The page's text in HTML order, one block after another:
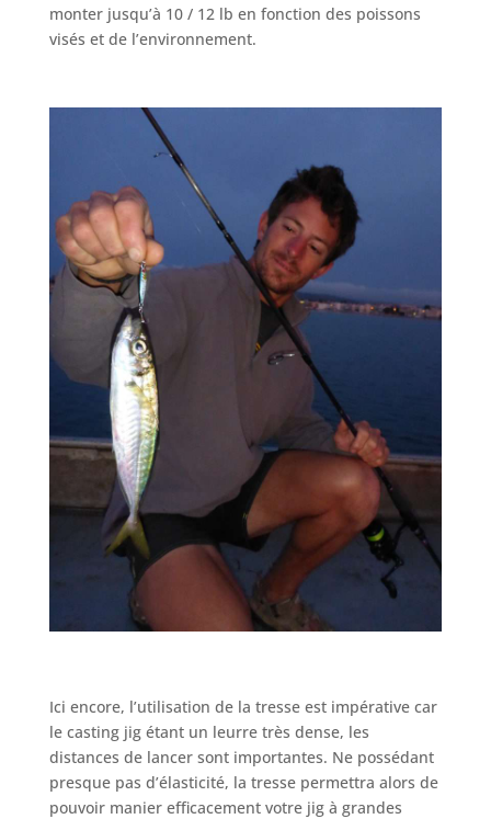
monter jusqu’à 10 / 12 lb en fonction des poissons
visés et de l’environnement.
Ici encore, l’utilisation de la tresse est impérative car
le casting jig étant un leurre très dense, les
distances de lancer sont importantes. Ne possédant
presque pas d’élasticité, la tresse permettra alors de
pouvoir manier efficacement votre jig à grandes